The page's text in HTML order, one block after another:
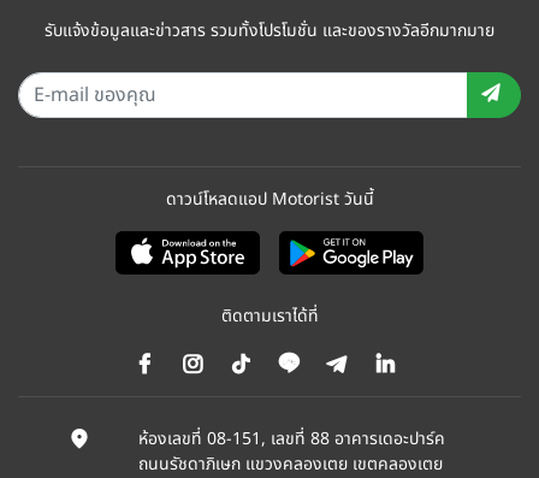
รับแจ้งข้อมูลและข่าวสาร รวมทั้งโปรโมชั่น และของรางวัลอีกมากมาย
ดาวน์โหลดแอป Motorist วันนี้
ติดตามเราได้ที่
ห้องเลขที่ 08-151, เลขที่ 88 อาคารเดอะปาร์ค
ถนนรัชดาภิเษก แขวงคลองเตย เขตคลองเตย